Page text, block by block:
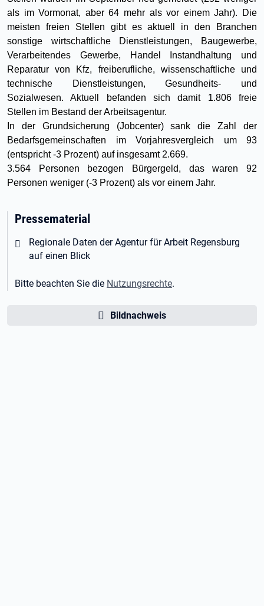
als im Vormonat, aber 64 mehr als vor einem Jahr). Die
meisten freien Stellen gibt es aktuell in den Branchen
sonstige wirtschaftliche Dienstleistungen, Baugewerbe,
Verarbeitendes Gewerbe, Handel Instandhaltung und
Reparatur von Kfz, freiberufliche, wissenschaftliche und
technische Dienstleistungen, Gesundheits- und
Sozialwesen. Aktuell befanden sich damit 1.806 freie
Stellen im Bestand der Arbeitsagentur.
In der Grundsicherung (Jobcenter) sank die Zahl der
Bedarfsgemeinschaften im Vorjahresvergleich um 93
(entspricht -3 Prozent) auf insgesamt 2.669.
3.564 Personen bezogen Bürgergeld, das waren 92
Personen weniger (-3 Prozent) als vor einem Jahr.
Pressematerial
Öffnet in neuem Tab
Regionale Daten der Agentur für Arbeit Regensburg
auf einen Blick
Bitte beachten Sie die Nutzungsrechte.
Bildnachweis